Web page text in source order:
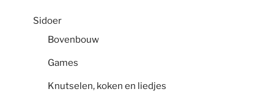
Sidoer
Bovenbouw
Games
Knutselen, koken en liedjes